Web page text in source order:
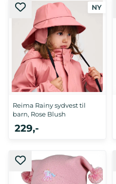
48
Reima Rainy sydvest til
barn, Rose Blush
1-2 år, 3-4 år, 5-6 år
229,-